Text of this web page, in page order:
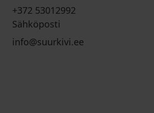
+372 53012992
Sähköposti
info@suurkivi.ee